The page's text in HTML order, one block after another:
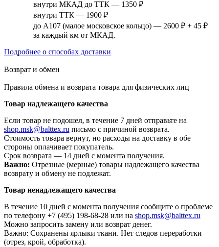
внутри МКАД до ТТК — 1350 ₽
внутри ТТК — 1900 ₽
до А107 (малое московское кольцо) — 2600 ₽ + 45 ₽
за каждый км от МКАД.
Подробнее о способах доставки
Возврат и обмен
Правила обмена и возврата товара для физических лиц
Товар надлежащего качества
Если товар не подошел, в течение 7 дней отправьте на
shop.msk@balttex.ru письмо с причиной возврата.
Стоимость товара вернут, но расходы на доставку в обе
стороны оплачивает покупатель.
Срок возврата — 14 дней с момента получения.
Важно: Отрезные (мерные) товары надлежащего качества
возврату и обмену не подлежат.
Товар ненадлежащего качества
В течение 10 дней с момента получения сообщите о проблеме
по телефону +7 (495) 198-68-28 или на shop.msk@balttex.ru
Можно запросить замену или возврат денег.
Важно: Сохранены ярлыки ткани. Нет следов переработки
(отрез, крой, обработка).